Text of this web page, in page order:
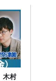
木村